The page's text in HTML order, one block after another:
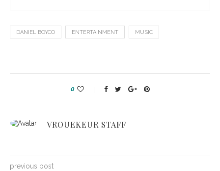
DANIEL BOYCO ENTERTAINMENT MUSIC
0
VROUEKEUR STAFF
previous post